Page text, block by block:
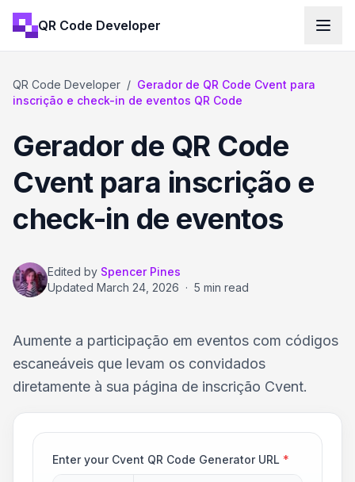
QR Code Developer
QR Code Developer / Gerador de QR Code Cvent para
inscrição e check-in de eventos QR Code
Gerador de QR Code
Cvent para inscrição e
check-in de eventos
Edited by Spencer Pines
Updated March 24, 2026 · 5 min read
Aumente a participação em eventos com códigos
escaneáveis que levam os convidados
diretamente à sua página de inscrição Cvent.
Enter your Cvent QR Code Generator URL *